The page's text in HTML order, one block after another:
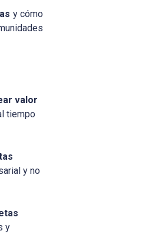
y cómo
valor
tiempo
y no
y